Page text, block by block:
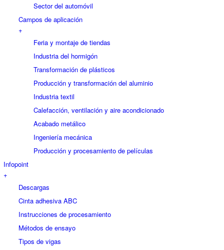
Sector del automóvil
Campos de aplicación
+
Feria y montaje de tiendas
Industria del hormigón
Transformación de plásticos
Producción y transformación del aluminio
Industria textil
Calefacción, ventilación y aire acondicionado
Acabado metálico
Ingeniería mecánica
Producción y procesamiento de películas
Infopoint
+
Descargas
Cinta adhesiva ABC
Instrucciones de procesamiento
Métodos de ensayo
Tipos de vigas